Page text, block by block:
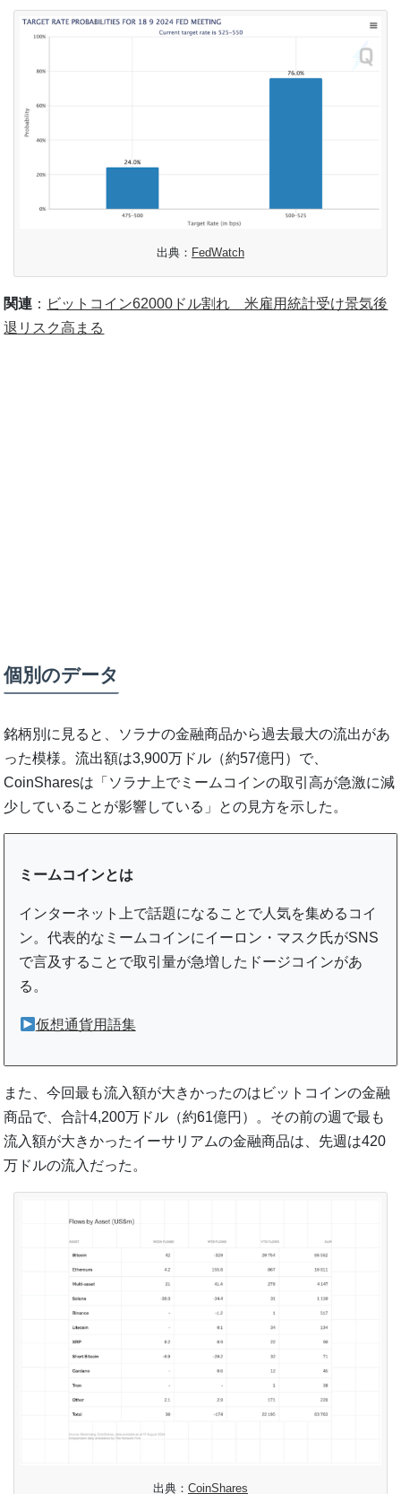
出典： FedWatch
関連 ： ビットコイン62000ドル割れ 米雇用統計受け景気後
退リスク高まる
個別のデータ
銘柄別に見ると、ソラナの金融商品から過去最大の流出があ
った模様。流出額は3,900万ドル（約57億円）で、
CoinSharesは「ソラナ上でミームコインの取引高が急激に減
少していることが影響している」との見方を示した。
ミームコインとは
インターネット上で話題になることで人気を集めるコイ
ン。代表的なミームコインにイーロン・マスク氏がSNS
で言及することで取引量が急増したドージコインがあ
る。
仮想通貨用語集
また、今回最も流入額が大きかったのはビットコインの金融
商品で、合計4,200万ドル（約61億円）。その前の週で最も
流入額が大きかったイーサリアムの金融商品は、先週は420
万ドルの流入だった。
出典： CoinShares